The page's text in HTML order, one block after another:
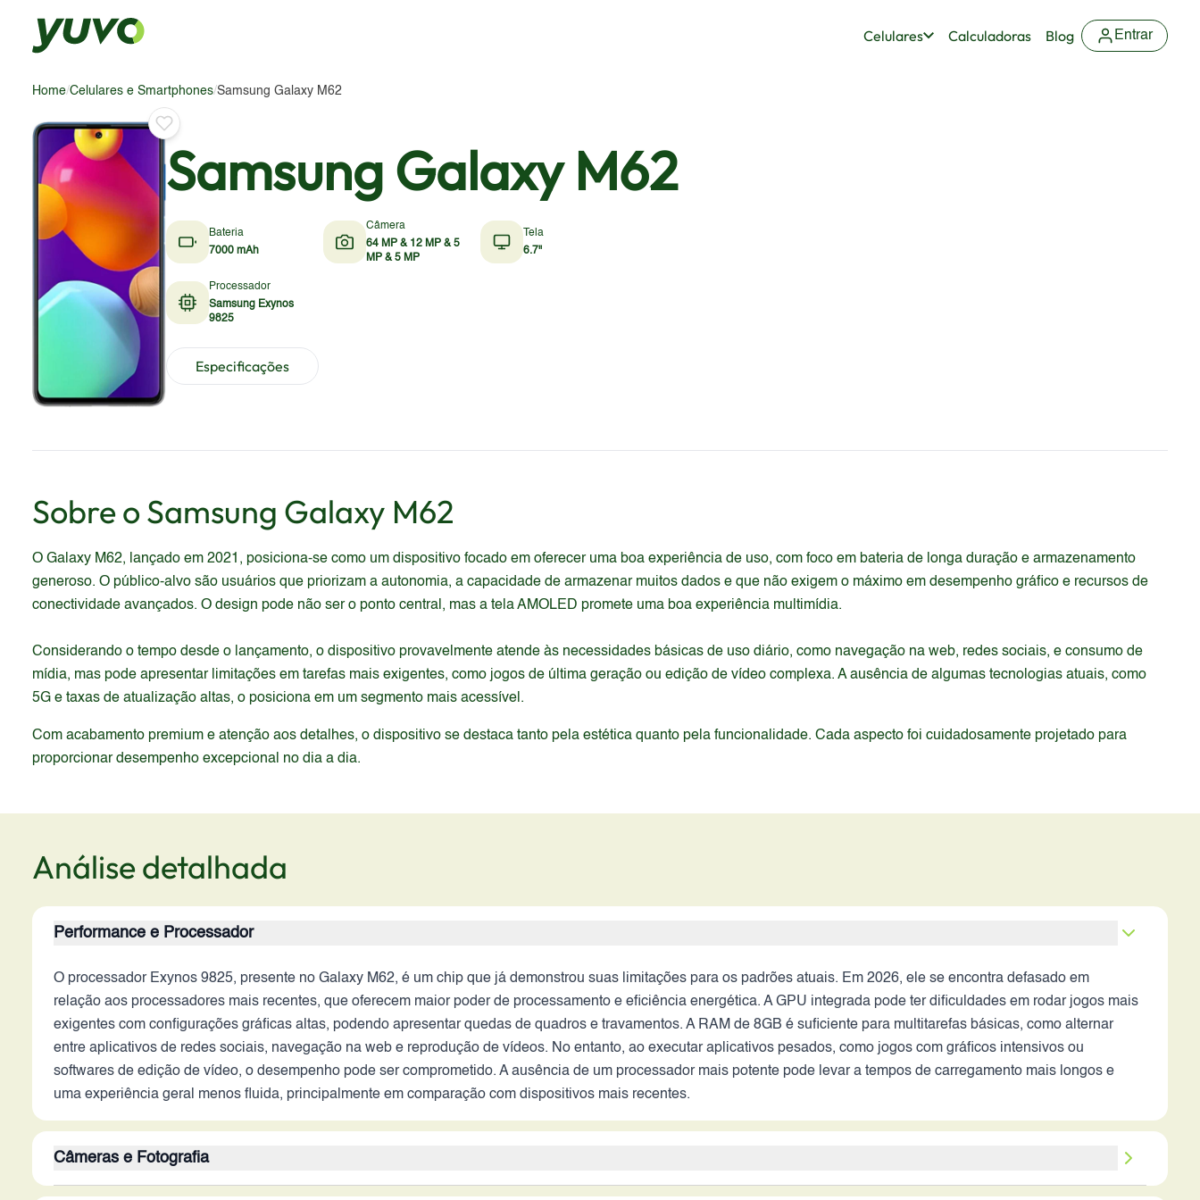
Celulares Calculadoras Blog Entrar
Home/Celulares e Smartphones/Samsung Galaxy M62
Samsung Galaxy M62
Bateria
7000 mAh
Câmera
64 MP & 12 MP & 5
MP & 5 MP
Tela
6.7"
Processador
Samsung Exynos
9825
Especificações
Sobre o Samsung Galaxy M62
O Galaxy M62, lançado em 2021, posiciona-se como um dispositivo focado em oferecer uma boa experiência de uso, com foco em bateria de longa duração e armazenamento
generoso. O público-alvo são usuários que priorizam a autonomia, a capacidade de armazenar muitos dados e que não exigem o máximo em desempenho gráfico e recursos de
conectividade avançados. O design pode não ser o ponto central, mas a tela AMOLED promete uma boa experiência multimídia.
Considerando o tempo desde o lançamento, o dispositivo provavelmente atende às necessidades básicas de uso diário, como navegação na web, redes sociais, e consumo de
mídia, mas pode apresentar limitações em tarefas mais exigentes, como jogos de última geração ou edição de vídeo complexa. A ausência de algumas tecnologias atuais, como
5G e taxas de atualização altas, o posiciona em um segmento mais acessível.
Com acabamento premium e atenção aos detalhes, o dispositivo se destaca tanto pela estética quanto pela funcionalidade. Cada aspecto foi cuidadosamente projetado para
proporcionar desempenho excepcional no dia a dia.
Análise detalhada
Performance e Processador
O processador Exynos 9825, presente no Galaxy M62, é um chip que já demonstrou suas limitações para os padrões atuais. Em 2026, ele se encontra defasado em
relação aos processadores mais recentes, que oferecem maior poder de processamento e eficiência energética. A GPU integrada pode ter dificuldades em rodar jogos mais
exigentes com configurações gráficas altas, podendo apresentar quedas de quadros e travamentos. A RAM de 8GB é suficiente para multitarefas básicas, como alternar
entre aplicativos de redes sociais, navegação na web e reprodução de vídeos. No entanto, ao executar aplicativos pesados, como jogos com gráficos intensivos ou
softwares de edição de vídeo, o desempenho pode ser comprometido. A ausência de um processador mais potente pode levar a tempos de carregamento mais longos e
uma experiência geral menos fluida, principalmente em comparação com dispositivos mais recentes.
Câmeras e Fotografia